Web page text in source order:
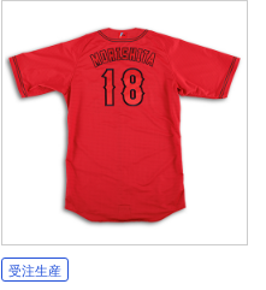
受注生産